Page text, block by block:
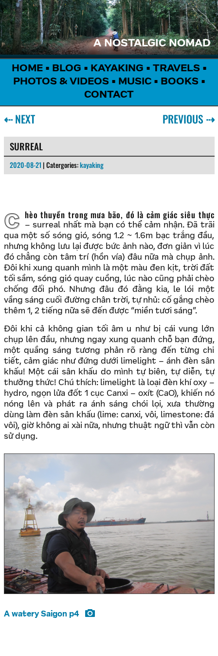
A NOSTALGIC NOMAD
HOME• BLOG • KAYAKING • TRAVELS •
PHOTOS & VIDEOS • MUSIC• BOOKS •
CONTACT
PREVIOUS ⇢
⇠NEXT
SURREAL
2020-08-21 | Catergories:kayaking
Chèo thuyền trong mưa bão, đó là cảm giác siêu thực
– surreal nhất mà bạn có thể cảm nhận. Đã trãi
qua một số sóng gió, sóng 1.2 ~ 1.6m bạc trắng đầu,
nhưng không lưu lại được bức ảnh nào, đơn giản vì lúc
đó chẳng còn tâm trí (hồn vía) đâu nữa mà chụp ảnh.
Đôi khi xung quanh mình là một màu đen kịt, trời đất
tối sầm, sóng gió quay cuồng, lúc nào cũng phải chèo
chống đối phó. Nhưng đâu đó đằng kia, le lói một
vầng sáng cuối đường chân trời, tự nhủ: cố gắng chèo
thêm 1, 2 tiếng nữa sẽ đến được “miền tươi sáng”.
Đôi khi cả không gian tối âm u như bị cái vung lớn
chụp lên đầu, nhưng ngay xung quanh chỗ bạn đứng,
một quầng sáng tương phản rõ ràng đến từng chi
tiết, cảm giác như đứng dưới limelight – ánh đèn sân
khấu! Một cái sân khấu do mình tự biên, tự diễn, tự
thưởng thức! Chú thích: limelight là loại đèn khí oxy –
hydro, ngọn lửa đốt 1 cục Canxi – oxít (CaO), khiến nó
nóng lên và phát ra ánh sáng chói lọi, xưa thường
dùng làm đèn sân khấu (lime: canxi, vôi, limestone: đá
vôi), giờ không ai xài nữa, nhưng thuật ngữ thì vẫn còn
sử dụng.
A watery Saigon p4